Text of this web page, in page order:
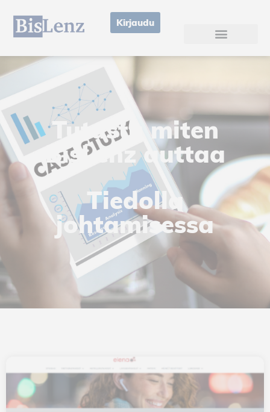
Kirjaudu
Tutustu miten
BisLenz auttaa
Tiedolla
johtamisessa